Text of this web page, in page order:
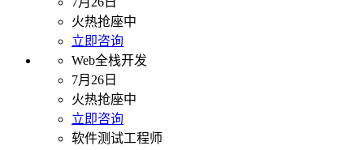
火热抢座中
立即咨询
Web全栈开发
7月26日
火热抢座中
立即咨询
软件测试工程师